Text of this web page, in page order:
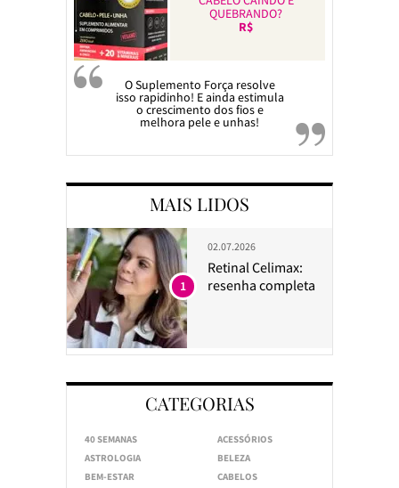
QUEBRANDO?
R$
O Suplemento Força resolve
isso rapidinho! E ainda estimula
o crescimento dos fios e
melhora pele e unhas!
MAIS LIDOS
02.07.2026
Retinal Celimax:
resenha completa
1
CATEGORIAS
40 SEMANAS
ACESSÓRIOS
ASTROLOGIA
BELEZA
BEM-ESTAR
CABELOS